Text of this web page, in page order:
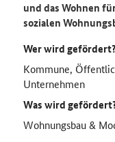
und das Wohnen
sozialen
Wer wird
Kommune,
Unternehmen
Was wird
Wohnungsbau &